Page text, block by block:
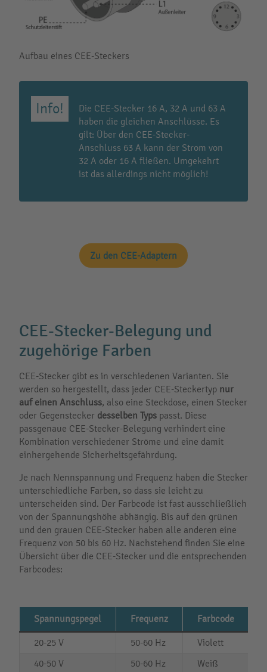
Aufbau eines CEE-Steckers
Die CEE-Stecker 16 A, 32 A und 63 A
haben die gleichen Anschlüsse. Es
gilt: Über den CEE-Stecker-
Anschluss 63 A kann der Strom von
32 A oder 16 A fließen. Umgekehrt
ist das allerdings nicht möglich!
Zu den CEE-Adaptern
CEE-Stecker-Belegung und
zugehörige Farben
CEE-Stecker gibt es in verschiedenen Varianten. Sie
werden so hergestellt, dass jeder CEE-Steckertyp nur
auf einen Anschluss, also eine Steckdose, einen Stecker
oder Gegenstecker desselben Typs passt. Diese
passgenaue CEE-Stecker-Belegung verhindert eine
Kombination verschiedener Ströme und eine damit
einhergehende Sicherheitsgefährdung.
Je nach Nennspannung und Frequenz haben die Stecker
unterschiedliche Farben, so dass sie leicht zu
unterscheiden sind. Der Farbcode ist fast ausschließlich
von der Spannungshöhe abhängig. Bis auf den grünen
und den grauen CEE-Stecker haben alle anderen eine
Frequenz von 50 bis 60 Hz. Nachstehend finden Sie eine
Übersicht über die CEE-Stecker und die entsprechenden
Farbcodes:
Spannungspegel Frequenz Farbcode
20-25 V 50-60 Hz
Violett
40-50 V
50-60 Hz Weiß